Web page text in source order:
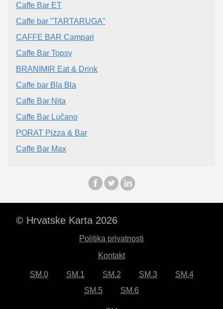
Caffe Bar ET
Caffe bar "TARTARUGA"
CAFFE BAR Campari
Caffe Bar Topsy
BRANIMIR Eat & Drink
Caffe bar Bla Bla
Caffe Bar Nita
Caffe Bar Lučano
PORAT Pizza & Bar
Caffe Bar Max
© Hrvatske Karta 2026
Politika privatnosti
Kontakt
SM.0 SM.1 SM.2 SM.3
SM.4
SM.5
SM.6